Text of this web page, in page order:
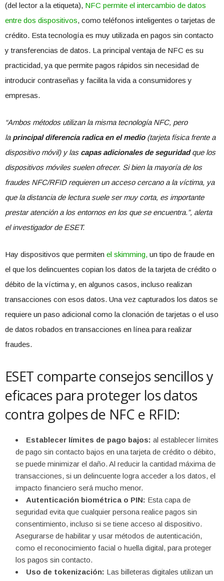
(del lector a la etiqueta), NFC permite el intercambio de datos
entre dos dispositivos, como teléfonos inteligentes o tarjetas de
crédito. Esta tecnología es muy utilizada en pagos sin contacto
y transferencias de datos. La principal ventaja de NFC es su
practicidad, ya que permite pagos rápidos sin necesidad de
introducir contraseñas y facilita la vida a consumidores y
empresas.
“Ambos métodos utilizan la misma tecnología NFC, pero
la principal diferencia radica en el medio(tarjeta física frente a
dispositivo móvil) y las capas adicionales de seguridadque los
dispositivos móviles suelen ofrecer. Si bien la mayoría de los
fraudes NFC/RFID requieren un acceso cercano a la víctima, ya
que la distancia de lectura suele ser muy corta, es importante
prestar atención a los entornos en los que se encuentra.”, alerta
el investigador de ESET.
Hay dispositivos que permiten el skimming, un tipo de fraude en
el que los delincuentes copian los datos de la tarjeta de crédito o
débito de la víctima y, en algunos casos, incluso realizan
transacciones con esos datos. Una vez capturados los datos se
requiere un paso adicional como la clonación de tarjetas o el uso
de datos robados en transacciones en línea para realizar
fraudes.
ESET comparte consejos sencillos y
eficaces para proteger los datos
contra golpes de NFC e RFID:
Establecer límites de pago bajos: al establecer límites
de pago sin contacto bajos en una tarjeta de crédito o débito,
se puede minimizar el daño. Al reducir la cantidad máxima de
transacciones, si un delincuente logra acceder a los datos, el
impacto financiero será mucho menor.
Autenticación biométrica o PIN: Esta capa de
seguridad evita que cualquier persona realice pagos sin
consentimiento, incluso si se tiene acceso al dispositivo.
Asegurarse de habilitar y usar métodos de autenticación,
como el reconocimiento facial o huella digital, para proteger
los pagos sin contacto.
Uso de tokenización: Las billeteras digitales utilizan un